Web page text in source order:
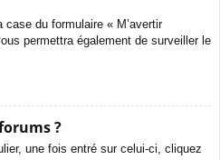
du formulaire « M’avertir
permettra également de surveiller le
?
une fois entré sur celui-ci, cliquez